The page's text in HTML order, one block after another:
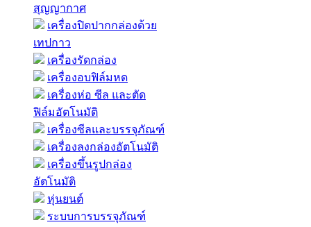
สุญญากาศ
เครื่องปิดปากกล่องด้วย
เทปกาว
เครื่องรัดกล่อง
เครื่องอบฟิล์มหด
เครื่องห่อ ซีล และตัด
ฟิล์มอัตโนมัติ
เครื่องซีลและบรรจุภัณฑ์
เครื่องลงกล่องอัตโนมัติ
เครื่องขึ้นรูปกล่อง
อัตโนมัติ
หุ่นยนต์
ระบบการบรรจุภัณฑ์